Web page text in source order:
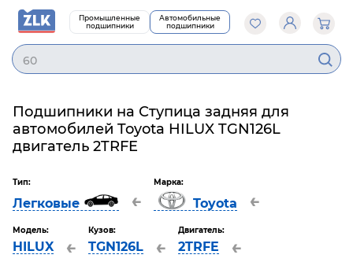
Промышленные
подшипники
Автомобильные
подшипники
602
Подшипники на Ступица задняя для
автомобилей Toyota HILUX TGN126L
двигатель 2TRFE
Тип:
Легковые ←
Марка:
Toyota ←
Модель:
HILUX ←
Кузов:
TGN126L ←
Двигатель:
2TRFE ←